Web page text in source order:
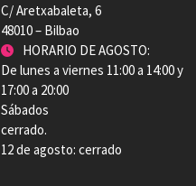
C/ Aretxabaleta, 6
48010 – Bilbao
HORARIO DE AGOSTO:
De lunes a viernes 11:00 a 14:00 y
17:00 a 20:00
Sábados
cerrado.
12 de agosto: cerrado